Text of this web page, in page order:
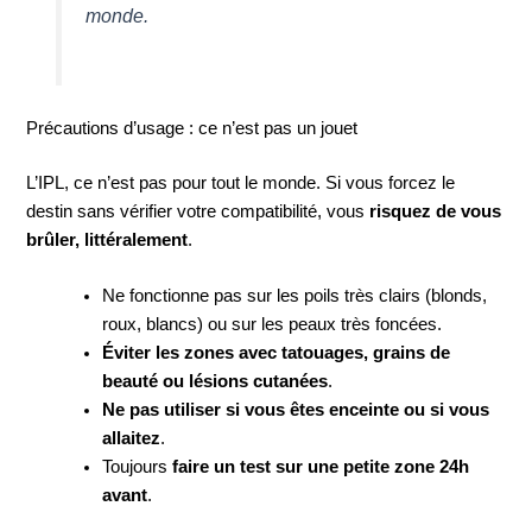
monde.
Précautions d’usage : ce n’est pas un jouet
L’IPL, ce n’est pas pour tout le monde. Si vous forcez le
destin sans vérifier votre compatibilité, vous risquez de vous
brûler, littéralement.
Ne fonctionne pas sur les poils très clairs (blonds,
roux, blancs) ou sur les peaux très foncées.
Éviter les zones avec tatouages, grains de
beauté ou lésions cutanées.
Ne pas utiliser si vous êtes enceinte ou si vous
allaitez.
Toujoursfaire un test sur une petite zone 24h
avant.